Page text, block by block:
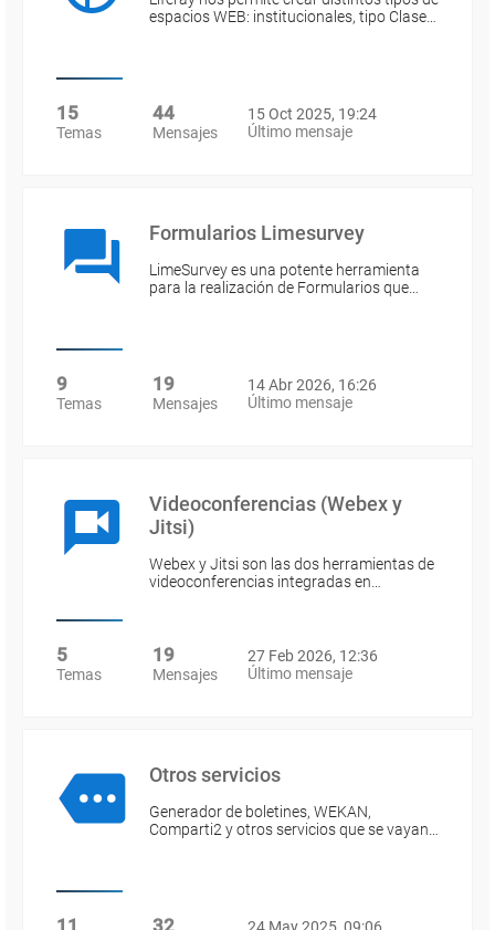
espacios WEB: institucionales, tipo Clase…
15
Temas
44
Mensajes
15 Oct 2025, 19:24
Último mensaje
Formularios Limesurvey
LimeSurvey es una potente herramienta
para la realización de Formularios que…
9
Temas
19
Mensajes
14 Abr 2026, 16:26
Último mensaje
Videoconferencias (Webex y
Jitsi)
Webex y Jitsi son las dos herramientas de
videoconferencias integradas en…
5
Temas
19
Mensajes
27 Feb 2026, 12:36
Último mensaje
Otros servicios
Generador de boletines, WEKAN,
Comparti2 y otros servicios que se vayan…
11 32